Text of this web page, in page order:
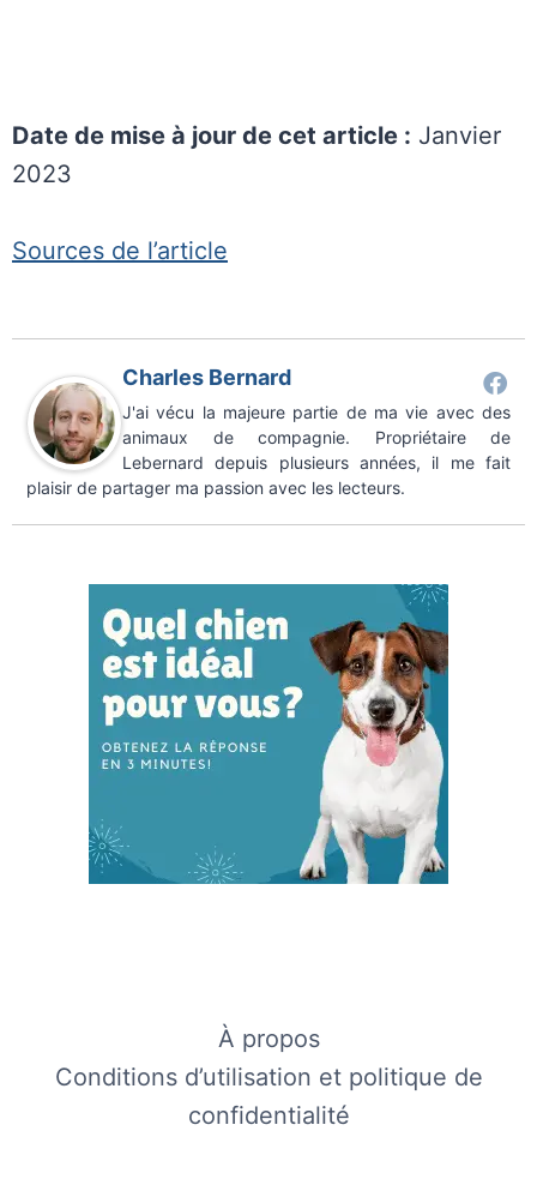
Date de mise à jour de cet article : Janvier
2023
Sources de l’article
Charles Bernard
J'ai vécu la majeure partie de ma vie avec des
animaux de compagnie. Propriétaire de
Lebernard depuis plusieurs années, il me fait
plaisir de partager ma passion avec les lecteurs.
À propos
Conditions d’utilisation et politique de
confidentialité